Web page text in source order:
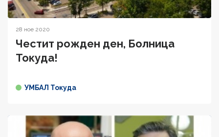
28 ное 2020
Честит рожден ден, Болница
Токуда!
УМБАЛ Токуда